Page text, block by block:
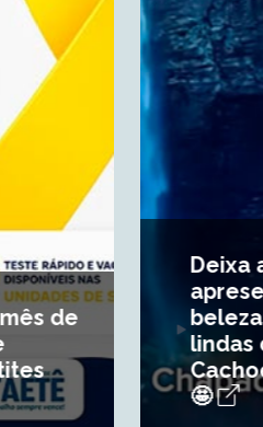
te
uma das
mais
Herculano!